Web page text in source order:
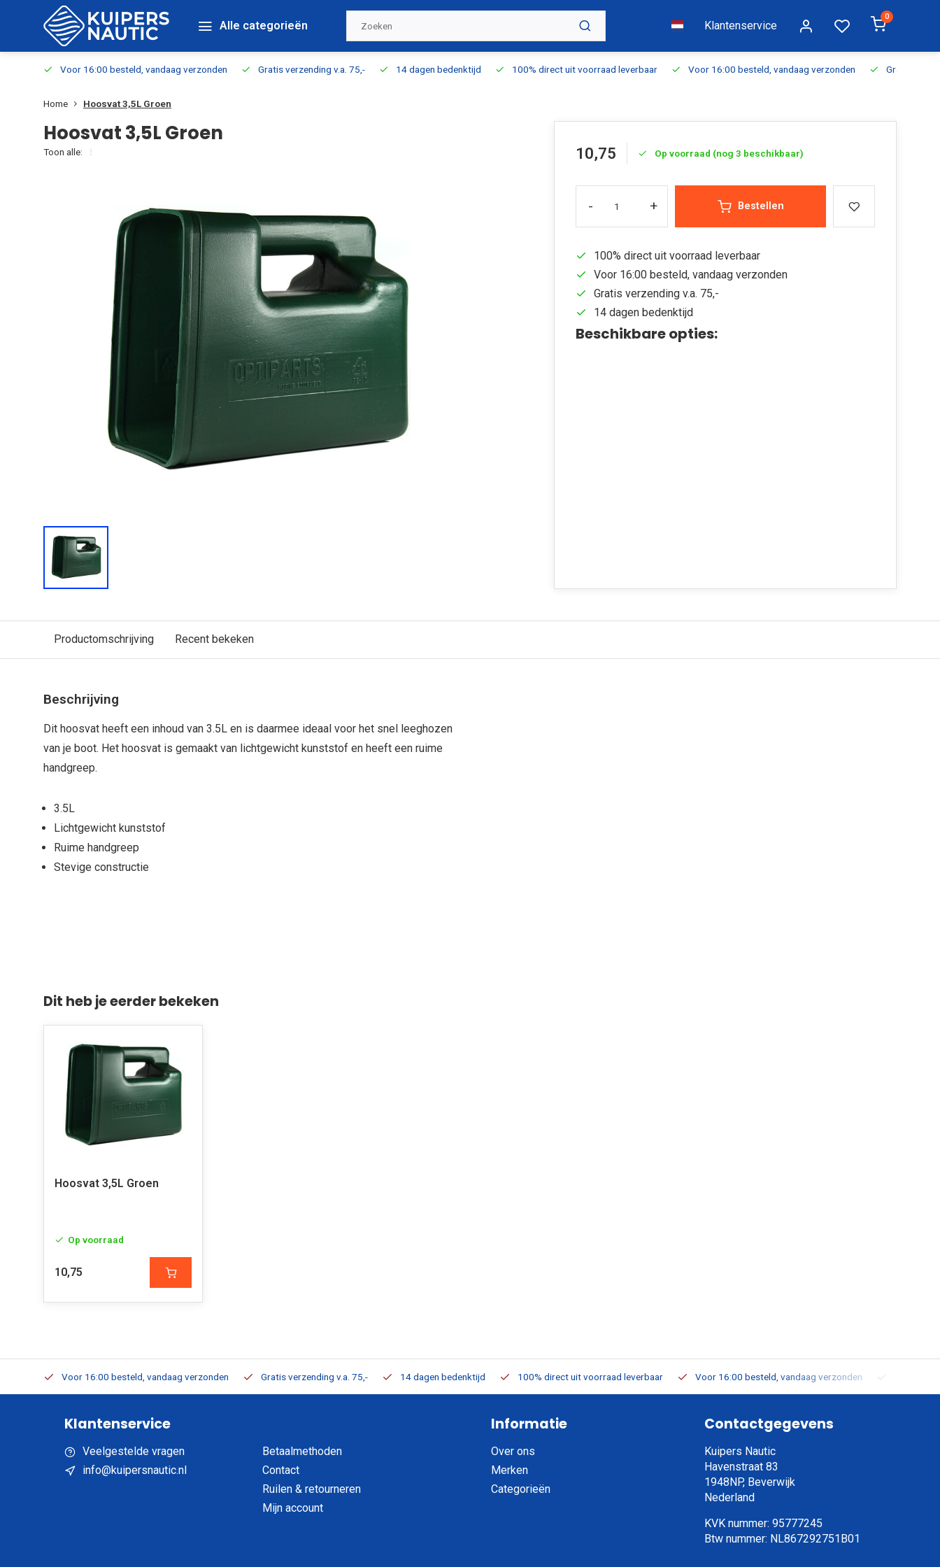
Alle categorieën Klantenservice
0
Voor 16:00 besteld, vandaag verzonden Gratis verzending v.a. 75,- 14 dagen bedenktijd 100% direct uit voorraad leverbaar Voor 16:00 besteld, vandaag verzonden Gratis
Home Hoosvat 3,5L Groen
Hoosvat 3,5L Groen
Toon alle: 10,75 Op voorraad (nog 3 beschikbaar)
- + Bestellen
100% direct uit voorraad leverbaar
Voor 16:00 besteld, vandaag verzonden
Gratis verzending v.a. 75,-
14 dagen bedenktijd
Beschikbare opties:
Productomschrijving Recent bekeken
Beschrijving
Dit hoosvat heeft een inhoud van 3.5L en is daarmee ideaal voor het snel leeghozen
van je boot. Het hoosvat is gemaakt van lichtgewicht kunststof en heeft een ruime
handgreep.
3.5L
Lichtgewicht kunststof
Ruime handgreep
Stevige constructie
Dit heb je eerder bekeken
Hoosvat 3,5L Groen
Op voorraad
10,75
Voor 16:00 besteld, vandaag verzonden Gratis verzending v.a. 75,- 14 dagen bedenktijd 100% direct uit voorraad leverbaar Voor 16:00 besteld, vandaag verzonden
Klantenservice
Veelgestelde vragen
info@kuipersnautic.nl
Betaalmethoden
Contact
Ruilen & retourneren
Mijn account
Informatie
Over ons
Merken
Categorieën
Contactgegevens
Kuipers Nautic
Havenstraat 83
1948NP, Beverwijk
Nederland
KVK nummer: 95777245
Btw nummer: NL867292751B01